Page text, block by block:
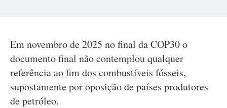
Em novembro de 2025 no final da COP30 o
documento final não contemplou qualquer
referência ao fim dos combustíveis fósseis,
supostamente por oposição de países produtores
de petróleo.